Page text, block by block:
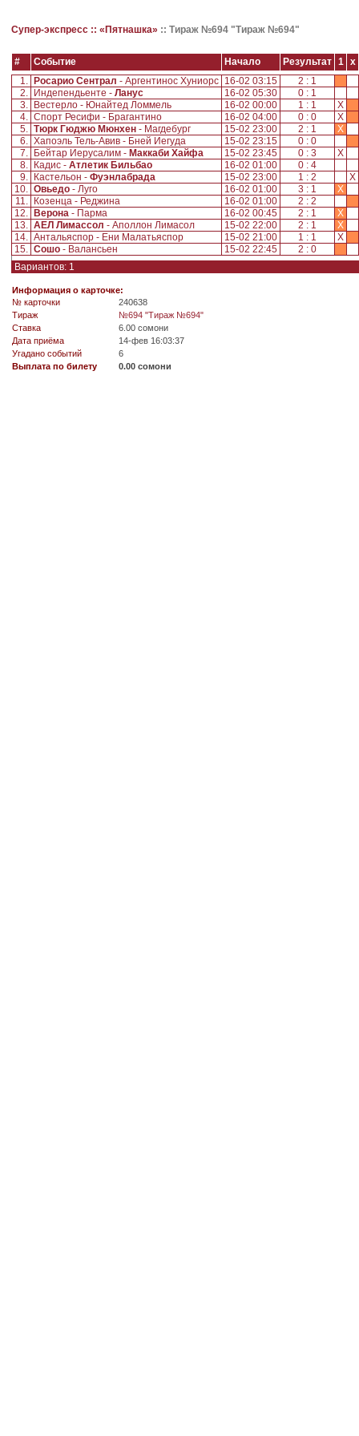
Супер-экспресс :: «Пятнашка» :: Тираж №694 "Тираж №694"
# Событие Начало Результат 1
x
1.
Росарио Сентрал - Аргентинос Хуниорс 16-02 03:15
2 : 1
2.
Индепендьенте - Ланус 16-02 05:30
0 : 1
3.
Вестерло - Юнайтед Ломмель 16-02 00:00 1 : 1
X
4. Спорт Ресифи - Брагантино 16-02 04:00 0 : 0
X
5. Тюрк Гюджю Мюнхен - Магдебург 15-02 23:00 2 : 1
X
6. Хапоэль Тель-Авив - Бней Иегуда 15-02 23:15
0 : 0
7.
Бейтар Иерусалим - Маккаби Хайфа 15-02 23:45 0 : 3
X
8.
Кадис - Атлетик Бильбао 16-02 01:00
0 : 4
9.
Кастельон - Фуэнлабрада 15-02 23:00 1 : 2
X
10. Овьедо - Луго 16-02 01:00 3 : 1
X
11.
Козенца - Реджина 16-02 01:00
2 : 2
12.
Верона - Парма 16-02 00:45 2 : 1
X
13. АЕЛ Лимассол - Аполлон Лимасол 15-02 22:00 2 : 1
X
14. Антальяспор - Ени Малатьяспор 15-02 21:00 1 : 1
X
15. Сошо - Валансьен 15-02 22:45
2 : 0
Вариантов: 1
Информация о карточке:
№ карточки
240638
Tираж
№694 "Тираж №694"
Ставка
6.00 сомони
Дата приёма
14-фев 16:03:37
Угадано событий
6
Выплата по билету
0.00 сомони